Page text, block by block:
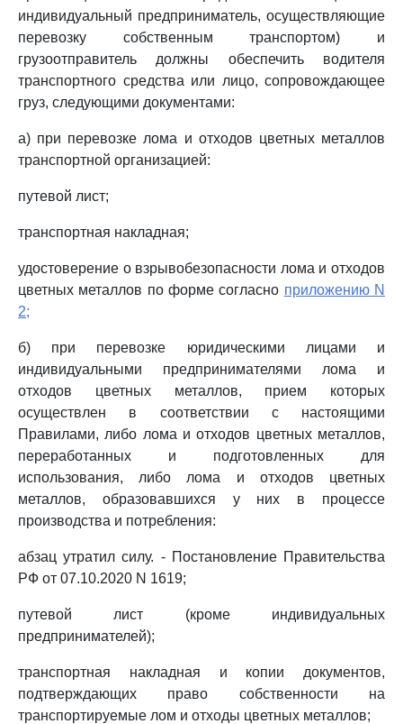
индивидуальный предприниматель, осуществляющие
перевозку собственным транспортом) и
грузоотправитель должны обеспечить водителя
транспортного средства или лицо, сопровождающее
груз, следующими документами:
а) при перевозке лома и отходов цветных металлов
транспортной организацией:
путевой лист;
транспортная накладная;
удостоверение о взрывобезопасности лома и отходов
цветных металлов по форме согласно приложению N
2;
б) при перевозке юридическими лицами и
индивидуальными предпринимателями лома и
отходов цветных металлов, прием которых
осуществлен в соответствии с настоящими
Правилами, либо лома и отходов цветных металлов,
переработанных и подготовленных для
использования, либо лома и отходов цветных
металлов, образовавшихся у них в процессе
производства и потребления:
абзац утратил силу. - Постановление Правительства
РФ от 07.10.2020 N 1619;
путевой лист (кроме индивидуальных
предпринимателей);
транспортная накладная и копии документов,
подтверждающих право собственности на
транспортируемые лом и отходы цветных металлов;